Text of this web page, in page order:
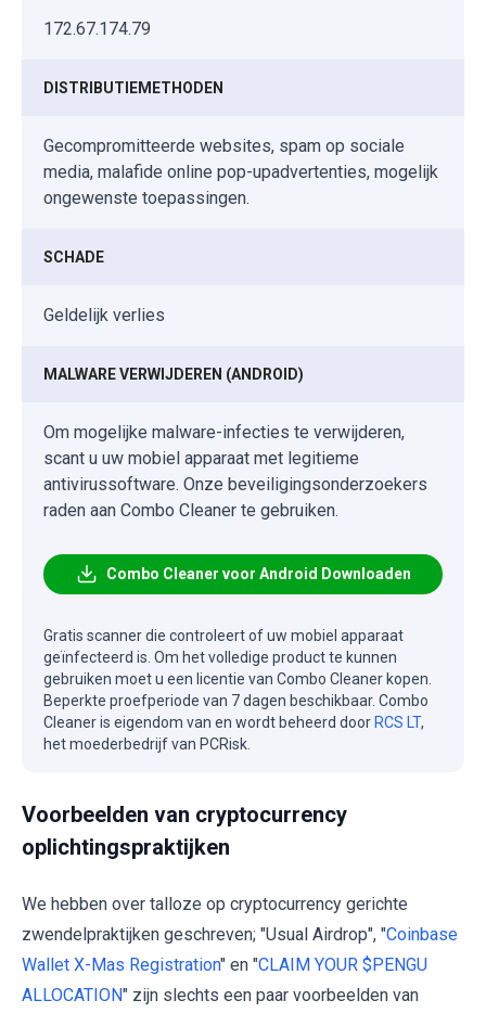
172.67.174.79
DISTRIBUTIEMETHODEN
Gecompromitteerde websites, spam op sociale
media, malafide online pop-upadvertenties, mogelijk
ongewenste toepassingen.
SCHADE
Geldelijk verlies
MALWARE VERWIJDEREN (ANDROID)
Om mogelijke malware-infecties te verwijderen,
scant u uw mobiel apparaat met legitieme
antivirussoftware. Onze beveiligingsonderzoekers
raden aan Combo Cleaner te gebruiken.
Combo Cleaner voor Android Downloaden
Gratis scanner die controleert of uw mobiel apparaat
geïnfecteerd is. Om het volledige product te kunnen
gebruiken moet u een licentie van Combo Cleaner kopen.
Beperkte proefperiode van 7 dagen beschikbaar. Combo
Cleaner is eigendom van en wordt beheerd door RCS LT,
het moederbedrijf van PCRisk.
Voorbeelden van cryptocurrency
oplichtingspraktijken
We hebben over talloze op cryptocurrency gerichte
zwendelpraktijken geschreven; "Usual Airdrop", "Coinbase
Wallet X-Mas Registration" en "CLAIM YOUR $PENGU
ALLOCATION" zijn slechts een paar voorbeelden van